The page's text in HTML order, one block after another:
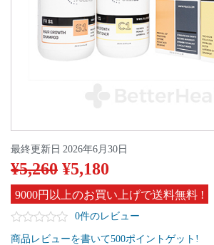
¥5,260 ¥5,180
9000円以上のお買い上げで送料無料 !
最終更新日 2026年6月30日
0件のレビュー
商品レビューを書いて500ポイントゲット!